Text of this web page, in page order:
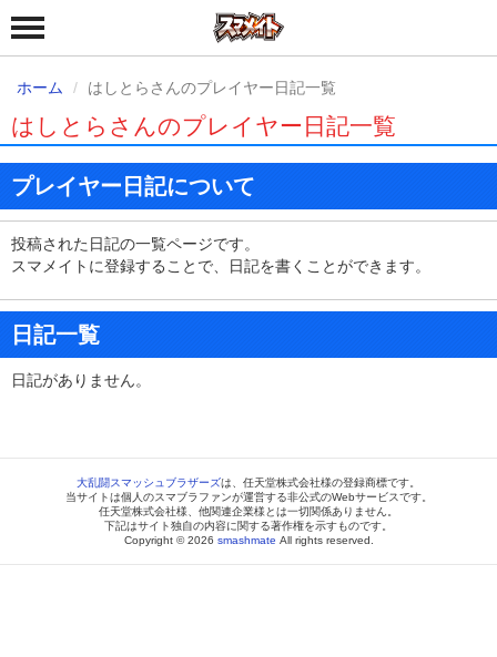
ホーム はしとらさんのプレイヤー日記一覧
はしとらさんのプレイヤー日記一覧
プレイヤー日記について
投稿された日記の一覧ページです。
スマメイトに登録することで、日記を書くことができます。
日記一覧
日記がありません。
大乱闘スマッシュブラザーズは、任天堂株式会社様の登録商標です。
当サイトは個人のスマブラファンが運営する非公式のWebサービスです。
任天堂株式会社様、他関連企業様とは一切関係ありません。
下記はサイト独自の内容に関する著作権を示すものです。
Copyright © 2026 smashmate All rights reserved.